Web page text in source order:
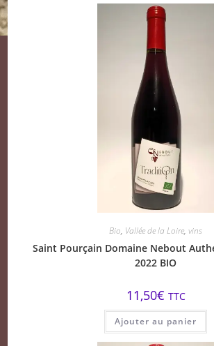
Bio, Vallée de la Loire, vins
Saint Pourçain Domaine Nebout
2022 BIO
11,50€ TTC
Ajouter au panier